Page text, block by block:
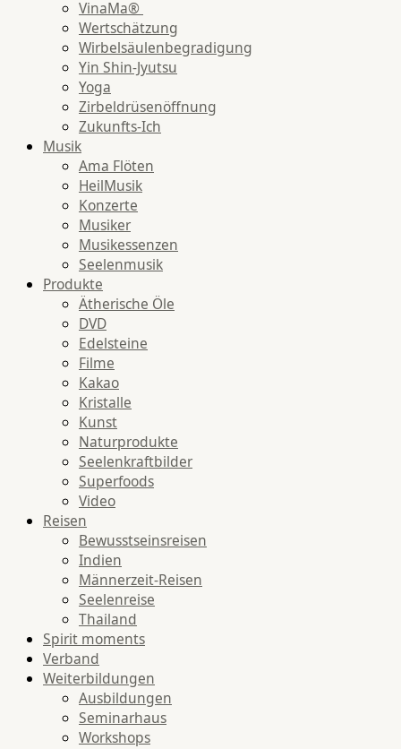
VinaMa®
Wertschätzung
Wirbelsäulenbegradigung
Yin Shin-Jyutsu
Yoga
Zirbeldrüsenöffnung
Zukunfts-Ich
Musik
Ama Flöten
HeilMusik
Konzerte
Musiker
Musikessenzen
Seelenmusik
Produkte
Ätherische Öle
DVD
Edelsteine
Filme
Kakao
Kristalle
Kunst
Naturprodukte
Seelenkraftbilder
Superfoods
Video
Reisen
Bewusstseinsreisen
Indien
Männerzeit-Reisen
Seelenreise
Thailand
Spirit moments
Verband
Weiterbildungen
Ausbildungen
Seminarhaus
Workshops